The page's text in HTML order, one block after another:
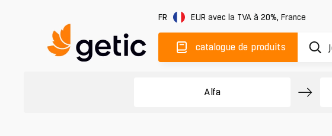
FR EUR avec la TVA à 20%, France
catalogue de produits
Alfa